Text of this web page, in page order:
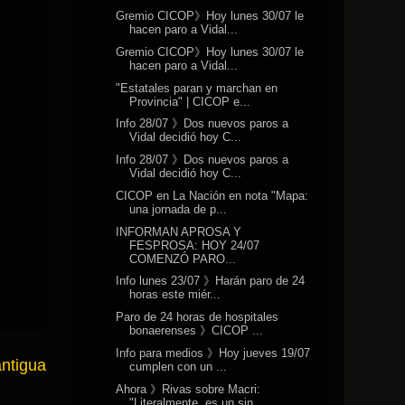
Gremio CICOP》Hoy lunes 30/07 le
hacen paro a Vidal...
Gremio CICOP》Hoy lunes 30/07 le
hacen paro a Vidal...
"Estatales paran y marchan en
Provincia" | CICOP e...
Info 28/07 》Dos nuevos paros a
Vidal decidió hoy C...
Info 28/07 》Dos nuevos paros a
Vidal decidió hoy C...
CICOP en La Nación en nota "Mapa:
una jornada de p...
INFORMAN APROSA Y
FESPROSA: HOY 24/07
COMENZÓ PARO...
Info lunes 23/07 》Harán paro de 24
horas este miér...
Paro de 24 horas de hospitales
bonaerenses 》CICOP ...
Info para medios 》Hoy jueves 19/07
cumplen con un ...
Ahora 》Rivas sobre Macri: